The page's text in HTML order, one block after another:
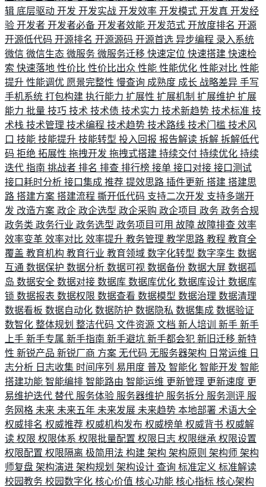
辑 底层驱动 开发 开发实战 开发效率 开发模式 开发真 开发经
验 开发者 开发者必备 开发者效能 开发范式 开放度排名 开源
开源低代码 开源排名 开源源码 开源首选 异步编程 录入系统
微信 微信生态 微服务 微服务迁移 快速定位 快速搭建 快速检
索 快速落地 性价比 性价比出众 性能 性能优化 性能对比 性能
提升 性能调优 愿景完整性 慢查询 成熟度 成长 战略差异 手写
手机系统 打包构建 执行能力 扩展性 扩展机制 扩展维护 扩展
能力 批量 技巧 技术 技术债 技术实力 技术新趋势 技术标准 技
术栈 技术管理 技术编程 技术趋势 技术路线 技术门槛 技术风
口 技能 技能提升 技能转型 投入回报 报告解读 拆解 拆解低代
码 拒绝 拓展性 拖拽开发 拖拽式搭建 持续交付 持续优化 持续
迭代 指南 挑战者 排名 排查 排行榜 接单 接口对接 接口测试
接口耗时分析 接口集成 推荐 提效思路 插件更新 搭建 搭建思
路 搭建方案 搭建流程 撕开低代码 支持二次开发 支持多端开
发 改造方案 政企 政企选型 政企采购 政企项目 政务 政务合规
政务类 政务行业 政务选型 政务项目可用 故障 故障排查 效率
效率变革 效率对比 效率提升 教务管理 教学思路 教程 教育全
覆盖 教育机构 教育行业 教育领域 数字化转型 数字孪生 数据
互通 数据保护 数据分析 数据可视 数据备份 数据大屏 数据孤
岛 数据安全 数据对接 数据库 数据库优化 数据库设计 数据库
锁 数据报表 数据权限 数据查看 数据模型 数据治理 数据清理
数据看板 数据自动化 数据防护 数据隐私 数据集成 数据验证
数智化 整体规划 整洁代码 文件资源 文档 新人培训 新手 新手
上手 新手专属 新手指南 新手避坑 新手都会犯 新旧迁移 新特
性 新锐产品 新锐厂商 方案 无代码 无服务器架构 日常运维 日
志分析 日志收集 时间序列 易用度 普及 智能化 智能开发 智能
搭建功能 智能编排 智能路由 智能运维 更新管理 更新速度 更
易维护迭代 替代 服务体验 服务器维护 服务拆分 服务测评 服
务网格 未来 未来五年 未来发展 未来趋势 本地部署 术语大全
权威排名 权威推荐 权威机构发布 权威榜单 权威背书 权威解
读 权限 权限体系 权限批量配置 权限日志 权限继承 权限设置
权限配置 权限隔离 极简用法 构建 架构 架构原则 架构师 架构
师复盘 架构演进 架构规划 架构设计 查询 标准定义 标准解读
校园教务 校园数字化 核心价值 核心功能 核心指标 核心架构